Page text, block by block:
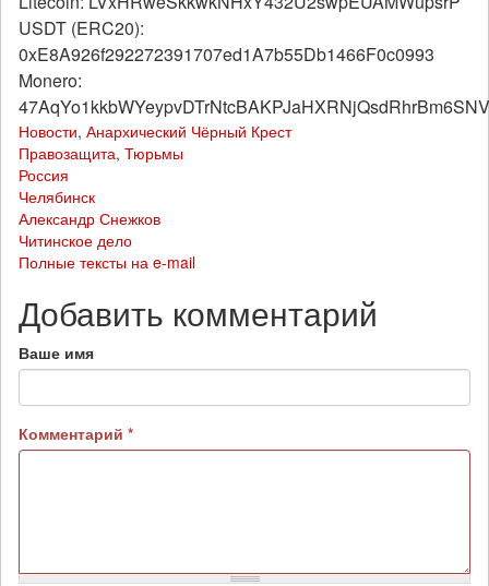
USDT (ERC20):
0xE8A926f292272391707ed1A7b55Db1466F0c0993
Monero:
Новости, Анархический Чёрный Крест
Правозащита, Тюрьмы
Россия
Челябинск
Александр Снежков
Читинское дело
Полные тексты на e-mail
Добавить комментарий
Ваше имя
Комментарий *